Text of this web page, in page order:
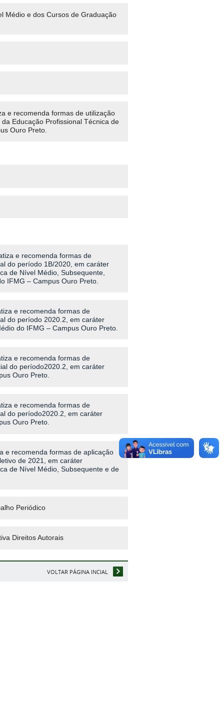
Médio e dos Cursos de Graduação
e recomenda formas de utilização
Educação Profissional Técnica de
Ouro Preto.
e recomenda formas de
do período 1B/2020, em caráter
de Nível Médio, Subsequente,
IFMG – Campus Ouro Preto.
e recomenda formas de
do período 2020.2, em caráter
do IFMG – Campus Ouro Preto.
e recomenda formas de
do período2020.2, em caráter
Ouro Preto.
e recomenda formas de
do período2020.2, em caráter
Ouro Preto.
e recomenda formas de aplicação
de 2021, em caráter
de Nível Médio, Subsequente e de
Periódico
Direitos Autorais
VOLTAR PÁGINA INCIAL